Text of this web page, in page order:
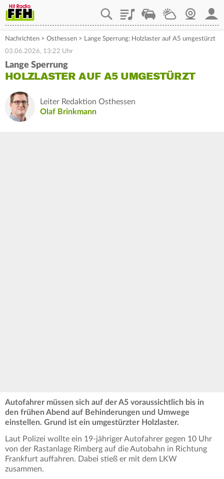
PlaylistStaupilotWetterWebcam
Nachrichten > Osthessen > Lange Sperrung: Holzlaster auf A5 umgestürzt
03.06.2026, 13:22 Uhr
Lange Sperrung
HOLZLASTER AUF A5 UMGESTÜRZT
Leiter Redaktion Osthessen
Olaf Brinkmann
Autofahrer müssen sich auf der A5 voraussichtlich bis in
den frühen Abend auf Behinderungen und Umwege
einstellen. Grund ist ein umgestürzter Holzlaster.
Laut Polizei wollte ein 19-jähriger Autofahrer gegen 10 Uhr
von der Rastanlage Rimberg auf die Autobahn in Richtung
Frankfurt auffahren. Dabei stieß er mit dem LKW
zusammen.